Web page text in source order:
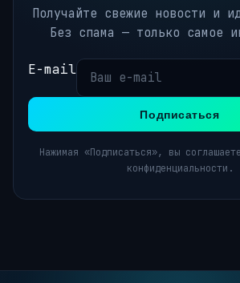
Получайте свежие новости и
Без спама — только самое
E-mail
Подписаться
Нажимая «Подписаться», вы
конфиденциальности.